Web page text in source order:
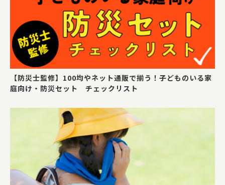
【防災士監修】100均やネット通販で揃う！子どものいる家
庭向け・防災セット チェックリスト